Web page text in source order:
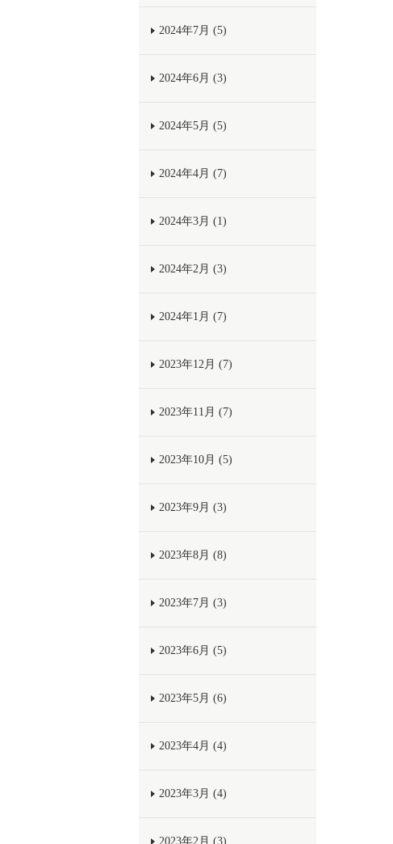
2024年7月 (5)
2024年6月 (3)
2024年5月 (5)
2024年4月 (7)
2024年3月 (1)
2024年2月 (3)
2024年1月 (7)
2023年12月 (7)
2023年11月 (7)
2023年10月 (5)
2023年9月 (3)
2023年8月 (8)
2023年7月 (3)
2023年6月 (5)
2023年5月 (6)
2023年4月 (4)
2023年3月 (4)
2023年2月 (3)